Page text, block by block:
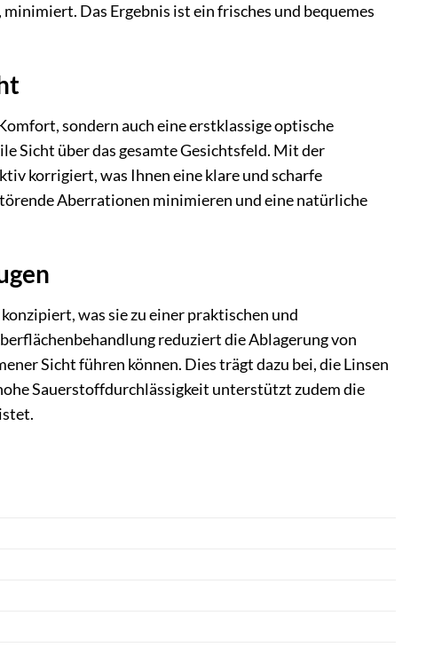
Das Ergebnis ist ein frisches und bequemes
sondern auch eine erstklassige optische
Sicht über das gesamte Gesichtsfeld. Mit der
korrigiert, was Ihnen eine klare und scharfe
Aberrationen minimieren und eine natürliche
was sie zu einer praktischen und
reduziert die Ablagerung von
Sicht führen können. Dies trägt dazu bei, die Linsen
Sauerstoffdurchlässigkeit unterstützt zudem die